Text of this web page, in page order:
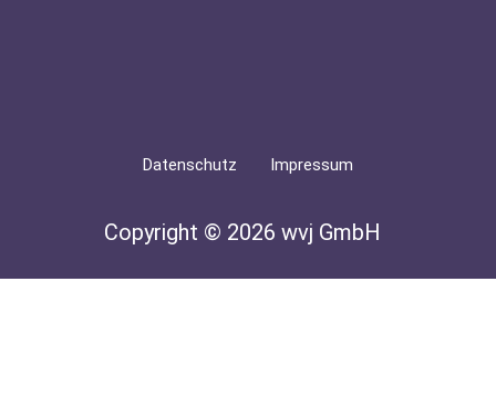
Datenschutz Impressum
Copyright © 2026 wvj GmbH